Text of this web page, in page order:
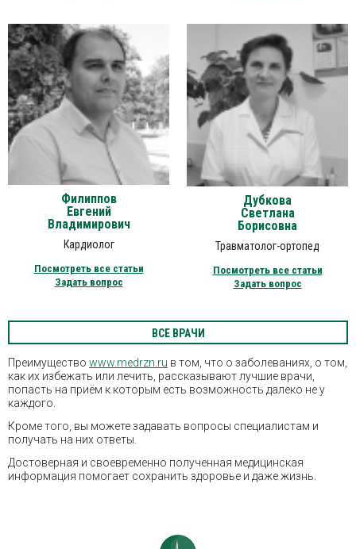
Филиппов
Евгений
Владимирович
Кардиолог
Посмотреть все статьи
Задать вопрос
Дубкова
Светлана
Борисовна
Травматолог-ортопед
Посмотреть все статьи
Задать вопрос
ВСЕ ВРАЧИ
Преимущество www.medrzn.ru в том, что о заболеваниях, о том,
как их избежать или лечить, рассказывают лучшие врачи,
попасть на приём к которым есть возможность далеко не у
каждого.
Кроме того, вы можете задавать вопросы специалистам и
получать на них ответы.
Достоверная и своевременно полученная медицинская
информация помогает сохранить здоровье и даже жизнь.